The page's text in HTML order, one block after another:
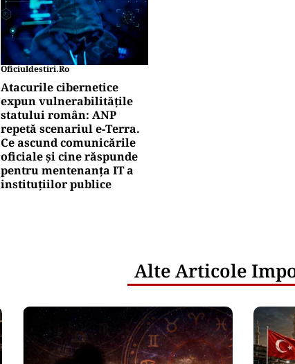
Oficiuldestiri.ro
Atacurile cibernetice
expun vulnerabilitățile
statului român: ANP
repetă scenariul e‑Terra.
Ce ascund comunicările
oficiale și cine răspunde
pentru mentenanța IT a
instituțiilor publice
Alte Articole